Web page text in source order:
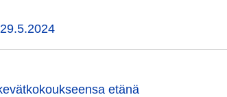
etänä